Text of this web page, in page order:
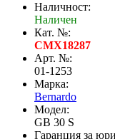
Наличност:
Наличен
Кат. №:
CMX18287
Арт. №:
01-1253
Марка:
Bernardo
Модел:
GB 30 S
Гаранция за